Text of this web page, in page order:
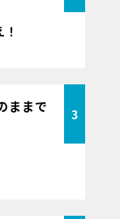
ままで
3